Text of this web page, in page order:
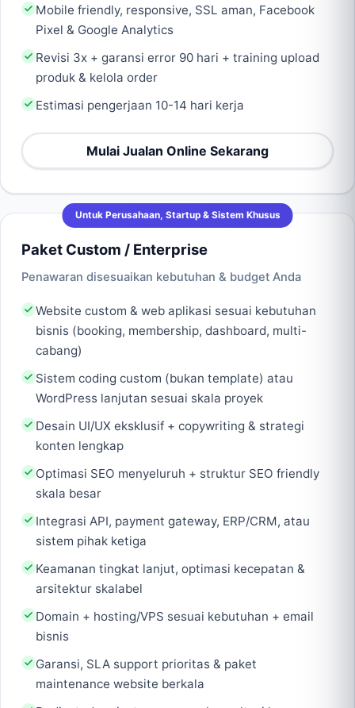
Mobile friendly, responsive, SSL aman, Facebook
Pixel & Google Analytics
Revisi 3x + garansi error 90 hari + training upload
produk & kelola order
Estimasi pengerjaan 10-14 hari kerja
Mulai Jualan Online Sekarang
Untuk Perusahaan, Startup & Sistem Khusus
Paket Custom / Enterprise
Penawaran disesuaikan kebutuhan & budget Anda
Website custom & web aplikasi sesuai kebutuhan
bisnis (booking, membership, dashboard, multi-
cabang)
Sistem coding custom (bukan template) atau
WordPress lanjutan sesuai skala proyek
Desain UI/UX eksklusif + copywriting & strategi
konten lengkap
Optimasi SEO menyeluruh + struktur SEO friendly
skala besar
Integrasi API, payment gateway, ERP/CRM, atau
sistem pihak ketiga
Keamanan tingkat lanjut, optimasi kecepatan &
arsitektur skalabel
Domain + hosting/VPS sesuai kebutuhan + email
bisnis
Garansi, SLA support prioritas & paket
maintenance website berkala